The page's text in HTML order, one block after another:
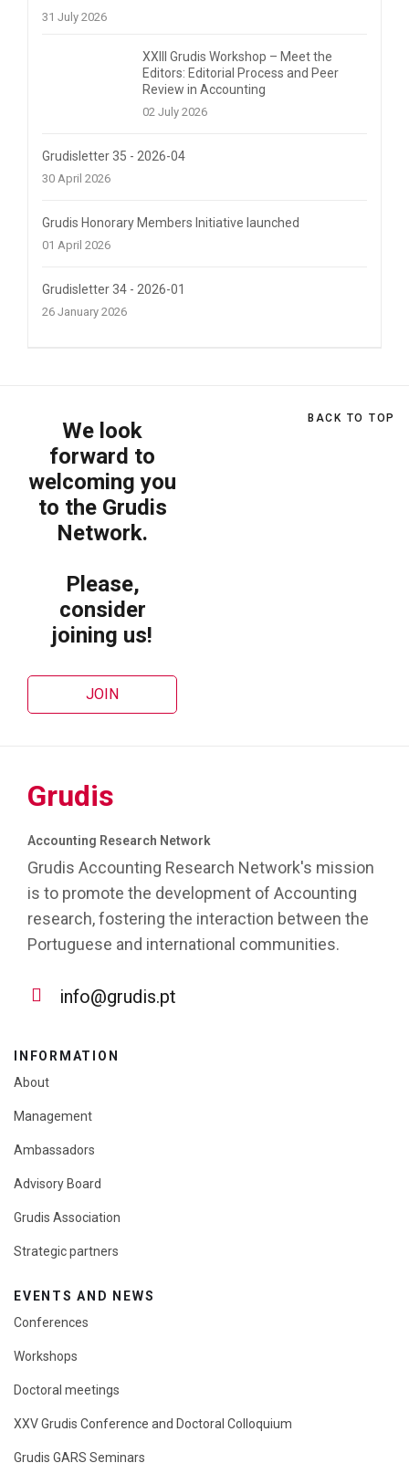
31 July 2026
XXIII Grudis Workshop – Meet the
Editors: Editorial Process and Peer
Review in Accounting
02 July 2026
Grudisletter 35 - 2026-04
30 April 2026
Grudis Honorary Members Initiative launched
01 April 2026
Grudisletter 34 - 2026-01
26 January 2026
We look
forward to
welcoming you
to the Grudis
Network.
Please,
consider
joining us!
JOIN
BACK TO TOP
Grudis
Accounting Research Network
Grudis Accounting Research Network's mission
is to promote the development of Accounting
research, fostering the interaction between the
Portuguese and international communities.
info@grudis.pt
INFORMATION
About
Management
Ambassadors
Advisory Board
Grudis Association
Strategic partners
EVENTS AND NEWS
Conferences
Workshops
Doctoral meetings
XXV Grudis Conference and Doctoral Colloquium
Grudis GARS Seminars